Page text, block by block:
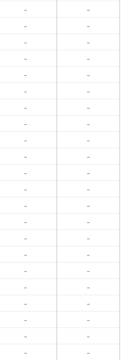
- -
- -
- -
- -
- -
- -
- -
- -
- -
- -
- -
- -
- -
- -
- -
- -
- -
- -
- -
- -
- -
- -